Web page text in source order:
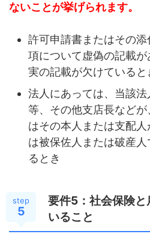
ないことが挙げられます。
許可申請書またはその
項について虚偽の記載
実の記載が欠けていると
法人にあっては、当該
等、その他支店長など
はその本人または支配人
は被保佐人または破産
るとき
step
5
要件5：社会保険
いること